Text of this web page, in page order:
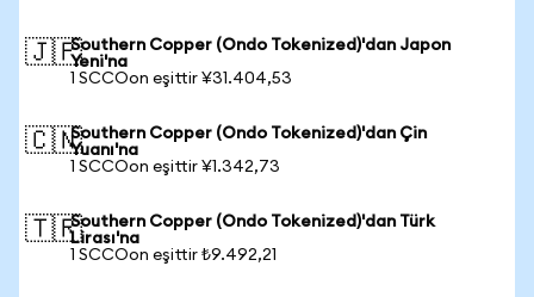
🇯🇵Southern Copper (Ondo Tokenized)'dan Japon
Yeni'na
1 SCCOon eşittir ¥31.404,53
🇨🇳Southern Copper (Ondo Tokenized)'dan Çin
Yuanı'na
1 SCCOon eşittir ¥1.342,73
🇹🇷Southern Copper (Ondo Tokenized)'dan Türk
Lirası'na
1 SCCOon eşittir ₺9.492,21